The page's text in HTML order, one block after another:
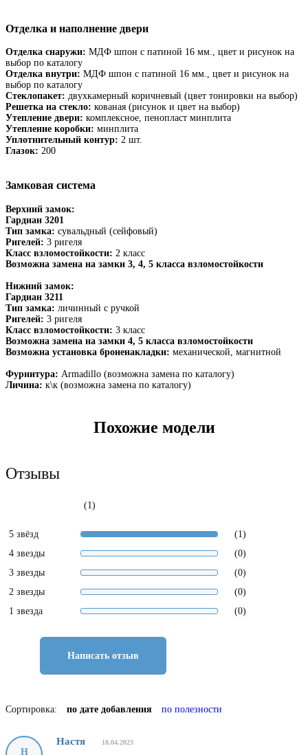
Отделка и наполнение двери
Отделка снаружи: МДФ шпон с патиной 16 мм., цвет и рисунок на
выбор по каталогу
Отделка внутри: МДФ шпон с патиной 16 мм., цвет и рисунок на
выбор по каталогу
Стеклопакет: двухкамерный коричневый (цвет тонировки на выбор)
Решетка на стекло: кованая (рисунок и цвет на выбор)
Утепление двери: комплексное, пенопласт минплита
Утепление коробки: минплита
Уплотнительный контур: 2 шт.
Глазок: 200
Замковая система
Верхний замок:
Гардиан 3201
Тип замка: сувальдный (сейфовый)
Ригелей: 3 ригеля
Класс взломостойкости: 2 класс
Возможна замена на замки 3, 4, 5 класса взломостойкости
Нижний замок:
Гардиан 3211
Тип замка: личинный с ручкой
Ригелей: 3 ригеля
Класс взломостойкости: 3 класс
Возможна замена на замки 4, 5 класса взломостойкости
Возможна установка броненакладки: механической, магнитной
Фурнитура: Armadillo (возможна замена по каталогу)
Личина: к\к (возможна замена по каталогу)
Похожие модели
Отзывы
(1)
5 звёзд
(1)
4 звезды
(0)
3 звезды
(0)
2 звезды
(0)
1 звезда
(0)
Написать отзыв
Сортировка: по дате добавления по полезности
Н
Настя 18.04.2023